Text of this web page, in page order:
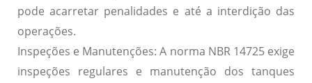
pode acarretar penalidades e até a interdição das
operações.
Inspeções e Manutenções: A norma NBR 14725 exige
inspeções regulares e manutenção dos tanques